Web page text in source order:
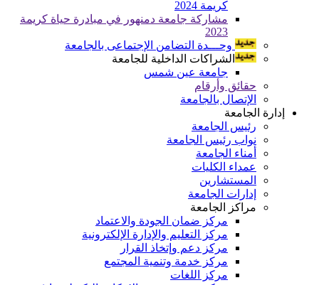
كريمة 2024
مشاركة جامعة دمنهور في مبادرة حياة كريمة
2023
وحـــدة التضامن الإجتماعى بالجامعة
الشراكات الداخلية للجامعة
جامعة عين شمس
حقائق وأرقام
الإتصال بالجامعة
إدارة الجامعة
رئيس الجامعة
نواب رئيس الجامعة
أمناء الجامعة
عمداء الكليات
المستشارين
إدارات الجامعة
مراكز الجامعة
مركز ضمان الجودة والاعتماد
مركز التعليم والإدارة الإلكترونية
مركز دعم وإتخاذ القرار
مركز خدمة وتنمية المجتمع
مركز اللغات